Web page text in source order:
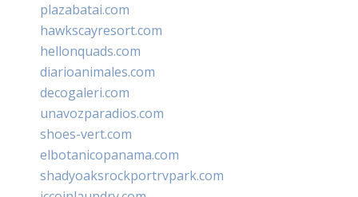
plazabatai.com
hawkscayresort.com
hellonquads.com
diarioanimales.com
decogaleri.com
unavozparadios.com
shoes-vert.com
elbotanicopanama.com
shadyoaksrockportrvpark.com